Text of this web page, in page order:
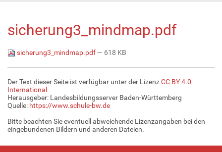
sicherung3_mindmap.pdf
sicherung3_mindmap.pdf— 618 KB
Der Text dieser Seite ist verfügbar unter der LizenzCC BY 4.0
International
Herausgeber: Landesbildungsserver Baden-Württemberg
Quelle: https://www.schule-bw.de
Bitte beachten Sie eventuell abweichende Lizenzangaben bei den
eingebundenen Bildern und anderen Dateien.